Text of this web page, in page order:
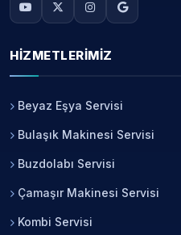
HIZMETLERIMIZ
Beyaz Eşya Servisi
Bulaşık Makinesi Servisi
Buzdolabı Servisi
Çamaşır Makinesi Servisi
Kombi Servisi